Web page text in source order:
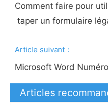
Comment faire pour
taper un formulaire
Article suivant：
Microsoft Word
Articles